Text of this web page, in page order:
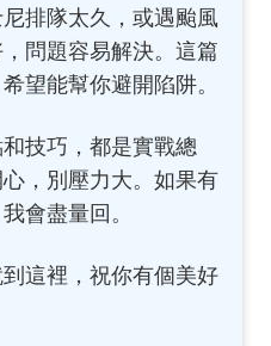
排隊太久，或遇颱風
問題容易解決。這篇
望能幫你避開陷阱。
技巧，都是實戰總
，別壓力大。如果有
會盡量回。
這裡，祝你有個美好